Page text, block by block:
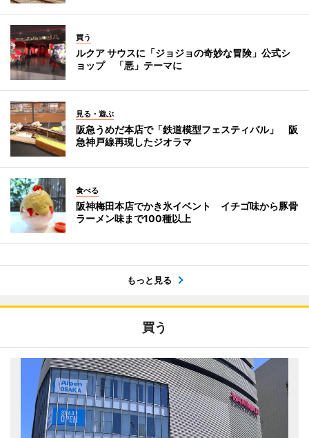
買う
ルクア サウスに「ジョジョの奇妙な冒険」公式シ
ョップ 「悪」テーマに
見る・遊ぶ
阪急うめだ本店で「鉄道模型フェスティバル」 阪
急神戸線再現したジオラマ
食べる
阪神梅田本店でかき氷イベント イチゴ味から豚骨
ラーメン味まで100種以上
もっと見る
買う